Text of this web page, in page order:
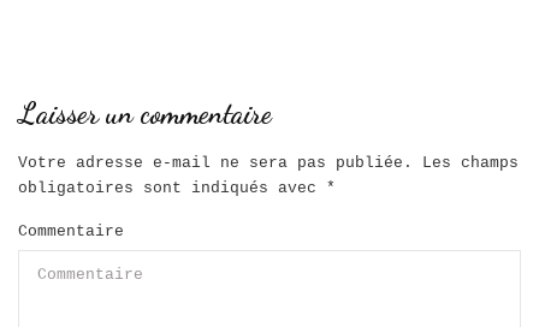
Laisser un commentaire
Votre adresse e-mail ne sera pas publiée.
Les champs
obligatoires sont indiqués avec *
Commentaire